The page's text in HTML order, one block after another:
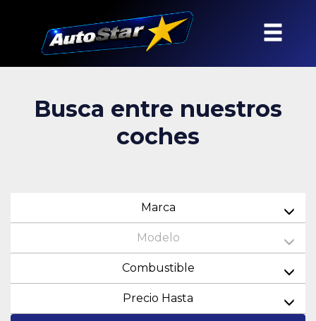
Busca entre nuestros
coches
Marca
Modelo
Combustible
Precio Hasta